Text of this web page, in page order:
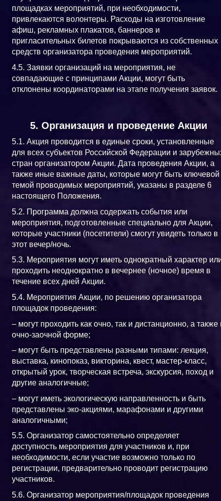
площадках мероприятий, при необходимости,
привлекаются волонтеры. Расходы на изготовление
афиш, рекламных плакатов, баннеров и
пригласительных билетов покрываются из собственных
средств организатора проведения мероприятий.
4.5. Заявки организаций на мероприятия, не
совпадающие с принципами Акции, могут быть
отклонены координаторами на этапе получения заявок.
5. Организация и проведение Акции
5.1. Акция проводится в единые сроки, установленные
для всех субъектов Российской Федерации и
стран организатором Акции. Дата проведения Акции, а
также иные важные даты, которые могут быть ключевой
темой проводимых мероприятий, указаны в разделе 6
настоящего Положения.
5.2. Программа должна содержать события или
мероприятия, подготовленные специально для Акции,
которые участники (посетители) смогут увидеть только в
этот вечер/ночь.
5.3. Мероприятия могут иметь однократный характер
проходить неоднократно в вечернее (ночное) время в
течение всех дней Акции.
5.4. Мероприятия Акции, по решению организатора
площадок проведения:
– могут проходить как очно, так и дистанционно, а также
очно-заочной форме;
– могут быть представлены разными типами: лекция,
выставка, кинопоказ, викторина, квест, мастер-класс,
открытый урок, творческая встреча, экскурсия, поход и
другие аналогичные;
– могут иметь экологическую направленность и быть
представлены эко-акциями, марафонами и другими
аналогичными;
5.5. Организатор самостоятельно определяет
доступность мероприятия для участников и, при
необходимости, если участие возможно только по
регистрации, предварительно проводит регистрацию
участников.
5.6. Организатор мероприятия/площадок проведения